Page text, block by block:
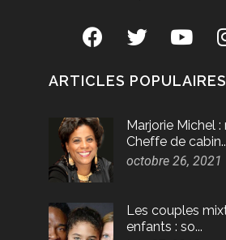
ARTICLES POPULAIRES
Marjorie Michel
Cheffe de
octobre 26, 2021
Les couples
enfants : so...